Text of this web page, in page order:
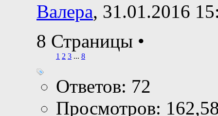
Валера, 31.01.2016
8 Страницы •
1 2 3 ... 8
Ответов: 72
Просмотров: